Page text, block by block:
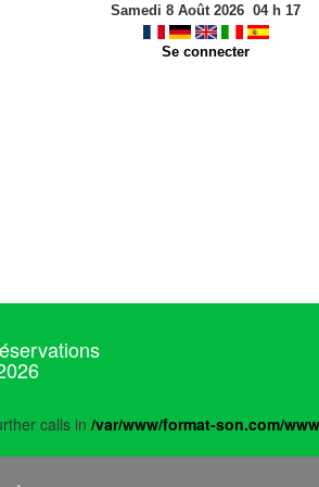
Samedi 8 Août 2026 04h 17
Se connecter
calls in /var/www/format-son.com/